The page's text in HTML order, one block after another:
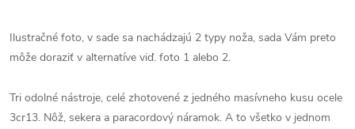
Ilustračné foto, v sade sa nachádzajú 2 typy noža, sada Vám preto
môže doraziť v alternatíve viď. foto 1 alebo 2.
Tri odolné nástroje, celé zhotovené z jedného masívneho kusu ocele
3cr13. Nôž, sekera a paracordový náramok. A to všetko v jednom